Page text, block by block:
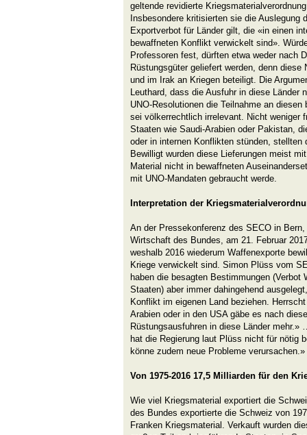
geltende revidierte
Insbesondere kritisierten sie die Auslegung
Exportverbot für Länder gilt, die «in einen
bewaffneten Konflikt verwickelt sind».
Professoren fest, dürften etwa weder nach
Rüstungsgüter geliefert werden, denn diese
und im Irak an Kriegen beteiligt. Die
Leuthard, dass die Ausfuhr in diese Länder
UNO-Resolutionen die Teilnahme an
sei völkerrechtlich irrelevant. Nicht weniger
Staaten wie Saudi-Arabien oder Pakistan,
oder in internen Konflikten stünden, stellten
Bewilligt wurden diese Lieferungen meist
Material nicht in bewaffneten
mit UNO-Mandaten gebraucht werde.
Interpretation der
An der Pressekonferenz des SECO in
Wirtschaft des Bundes, am 21. Februar
weshalb 2016 wiederum Waffenexporte
Kriege verwickelt sind. Simon Plüss vom
haben die besagten Bestimmungen (Verbot
Staaten) aber immer dahingehend
Konflikt im eigenen Land beziehen.
Arabien oder in den USA gäbe es nach
Rüstungsausfuhren in diese Länder mehr.»
hat die Regierung laut Plüss nicht für nötig
könne zudem neue Probleme verursachen.»
Von 1975-2016 17,5 Milliarden für den
Wie viel Kriegsmaterial exportiert die
des Bundes exportierte die Schweiz von
Franken Kriegsmaterial. Verkauft wurden